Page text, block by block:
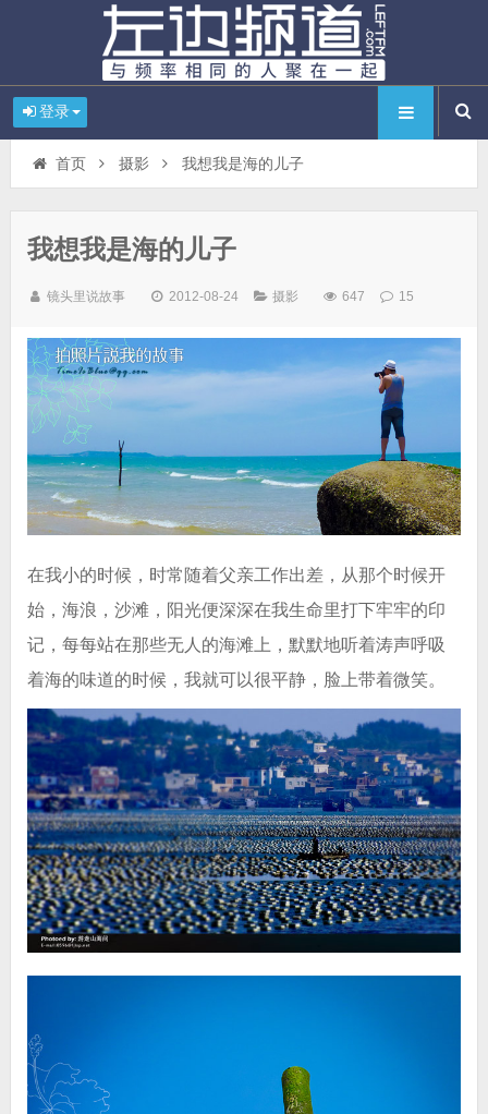
登录
首页 摄影 我想我是海的儿子
我想我是海的儿子
镜头里说故事 2012-08-24 摄影 647 15
在我小的时候，时常随着父亲工作出差，从那个时候开
始，海浪，沙滩，阳光便深深在我生命里打下牢牢的印
记，每每站在那些无人的海滩上，默默地听着涛声呼吸
着海的味道的时候，我就可以很平静，脸上带着微笑。